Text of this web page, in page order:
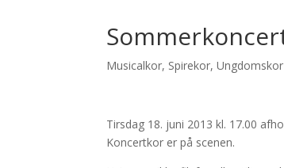
Musicalkor, Spirekor,Ungdomskor
Tirsdag 18. juni 2013 kl. 17.00
Koncertkor er på scenen.